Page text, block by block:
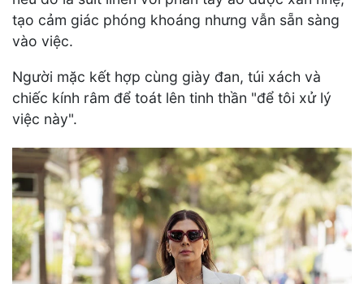
tạo cảm giác phóng khoáng nhưng vẫn sẵn sàng
vào việc.
Người mặc kết hợp cùng giày đan, túi xách và
chiếc kính râm để toát lên tinh thần "để tôi xử lý
việc này".